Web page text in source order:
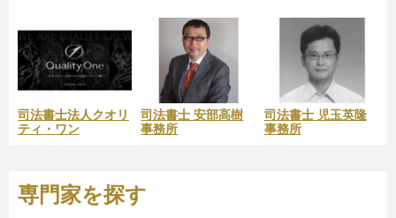
司法書士法人クオリ
ティ・ワン
司法書士 安部高樹
事務所
司法書士 児玉英隆
事務所
専門家を探す